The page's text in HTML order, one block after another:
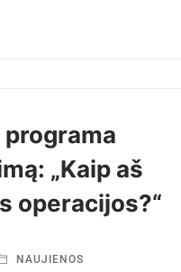
„Kaip aš
operacijos?“
NAUJIENOS